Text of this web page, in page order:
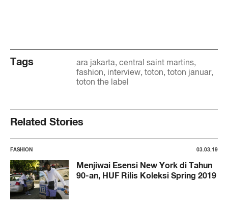
Tags ara jakarta central saint martins
fashion interview toton toton januar
toton the label
Related Stories
FASHION 03.03.19
Menjiwai Esensi New York di Tahun
90-an, HUF Rilis Koleksi Spring 2019